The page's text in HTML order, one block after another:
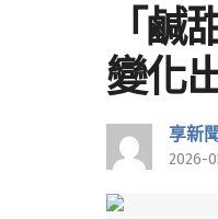
「
變化
享新聞
2026-